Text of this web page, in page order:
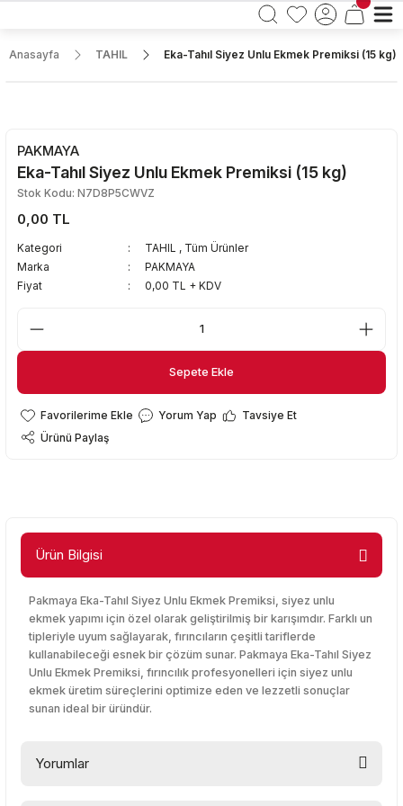
Anasayfa TAHIL Eka-Tahıl Siyez Unlu Ekmek Premiksi (15 kg)
PAKMAYA
Eka-Tahıl Siyez Unlu Ekmek Premiksi (15 kg)
Stok Kodu: N7D8P5CWVZ
0,00 TL
Kategori TAHIL , Tüm Ürünler
Marka
PAKMAYA
Fiyat
0,00 TL + KDV
Sepete Ekle
Sepete Ekle
Yorum Yap
Tavsiye Et
Ürünü Paylaş
Ürün Bilgisi
Pakmaya Eka-Tahıl Siyez Unlu Ekmek Premiksi, siyez unlu
ekmek yapımı için özel olarak geliştirilmiş bir karışımdır. Farklı un
tipleriyle uyum sağlayarak, fırıncıların çeşitli tariflerde
kullanabileceği esnek bir çözüm sunar. Pakmaya Eka-Tahıl Siyez
Unlu Ekmek Premiksi, fırıncılık profesyonelleri için siyez unlu
ekmek üretim süreçlerini optimize eden ve lezzetli sonuçlar
sunan ideal bir üründür.
Yorumlar